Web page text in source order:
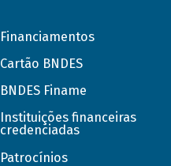
Financiamentos
Cartão BNDES
BNDES Finame
Instituições financeiras
credenciadas
Patrocínios